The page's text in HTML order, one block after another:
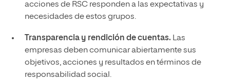
acciones de RSC responden a las expectativas y
necesidades de estos grupos.
Transparencia y rendición de cuentas. Las
empresas deben comunicar abiertamente sus
objetivos, acciones y resultados en términos de
responsabilidad social.